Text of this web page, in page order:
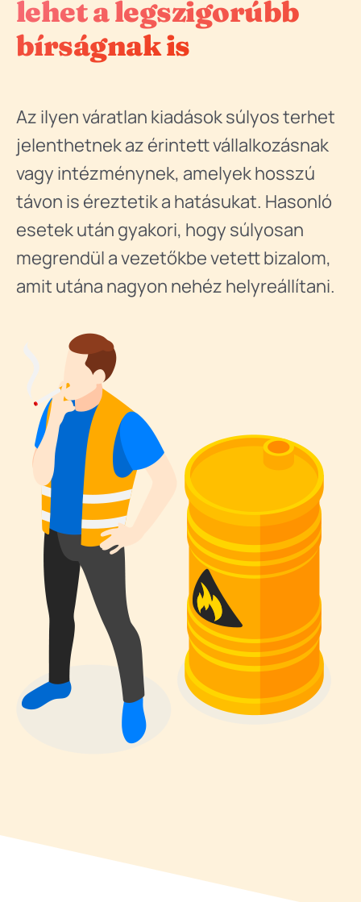
lehet a legszigorúbb
bírságnak is
Az ilyen váratlan kiadások súlyos terhet
jelenthetnek az érintett vállalkozásnak
vagy intézménynek, amelyek hosszú
távon is éreztetik a hatásukat. Hasonló
esetek után gyakori, hogy súlyosan
megrendül a vezetőkbe vetett bizalom,
amit utána nagyon nehéz helyreállítani.